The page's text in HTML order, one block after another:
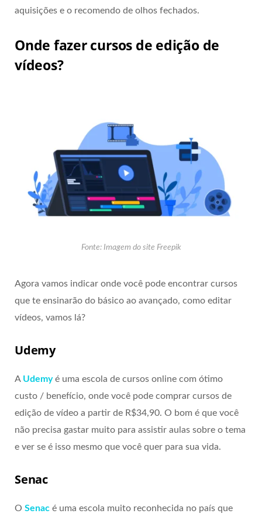
aquisições e o recomendo de olhos fechados.
Onde fazer cursos de edição de
vídeos?
Fonte: Imagem do site Freepik
Agora vamos indicar onde você pode encontrar cursos
que te ensinarão do básico ao avançado, como editar
vídeos, vamos lá?
Udemy
A Udemyé uma escola de cursos online com ótimo
custo / benefício, onde você pode comprar cursos de
edição de vídeo a partir de R$34,90. O bom é que você
não precisa gastar muito para assistir aulas sobre o tema
e ver se é isso mesmo que você quer para sua vida.
Senac
O Senac é uma escola muito reconhecida no país que